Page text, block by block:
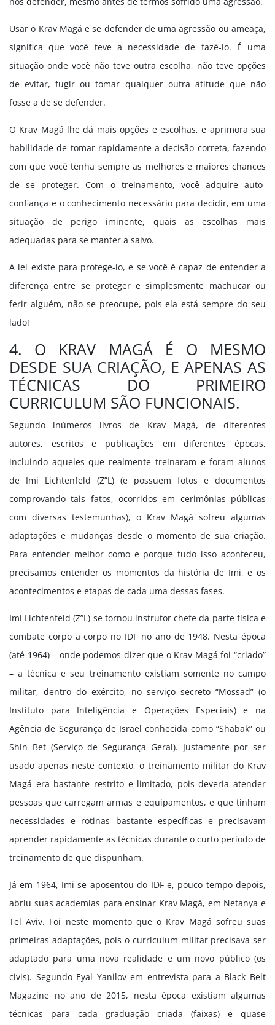
Usar o Krav Magá e se defender de uma agressão ou ameaça,
significa que você teve a necessidade de fazê-lo. É uma
situação onde você não teve outra escolha, não teve opções
de evitar, fugir ou tomar qualquer outra atitude que não
fosse a de se defender.
O Krav Magá lhe dá mais opções e escolhas, e aprimora sua
habilidade de tomar rapidamente a decisão correta, fazendo
com que você tenha sempre as melhores e maiores chances
de se proteger. Com o treinamento, você adquire auto-
confiança e o conhecimento necessário para decidir, em uma
situação de perigo iminente, quais as escolhas mais
adequadas para se manter a salvo.
A lei existe para protege-lo, e se você é capaz de entender a
diferença entre se proteger e simplesmente machucar ou
ferir alguém, não se preocupe, pois ela está sempre do seu
lado!
4. O KRAV MAGÁ É O MESMO
DESDE SUA CRIAÇÃO, E APENAS AS
TÉCNICAS DO PRIMEIRO
CURRICULUM SÃO FUNCIONAIS.
Segundo inúmeros livros de Krav Magá, de diferentes
autores, escritos e publicações em diferentes épocas,
incluindo aqueles que realmente treinaram e foram alunos
de Imi Lichtenfeld (Z”L) (e possuem fotos e documentos
comprovando tais fatos, ocorridos em cerimônias públicas
com diversas testemunhas), o Krav Magá sofreu algumas
adaptações e mudanças desde o momento de sua criação.
Para entender melhor como e porque tudo isso aconteceu,
precisamos entender os momentos da história de Imi, e os
acontecimentos e etapas de cada uma dessas fases.
Imi Lichtenfeld (Z”L) se tornou instrutor chefe da parte física e
combate corpo a corpo no IDF no ano de 1948. Nesta época
(até 1964) – onde podemos dizer que o Krav Magá foi “criado”
– a técnica e seu treinamento existiam somente no campo
militar, dentro do exército, no serviço secreto “Mossad” (o
Instituto para Inteligência e Operações Especiais) e na
Agência de Segurança de Israel conhecida como “Shabak” ou
Shin Bet (Serviço de Segurança Geral). Justamente por ser
usado apenas neste contexto, o treinamento militar do Krav
Magá era bastante restrito e limitado, pois deveria atender
pessoas que carregam armas e equipamentos, e que tinham
necessidades e rotinas bastante específicas e precisavam
aprender rapidamente as técnicas durante o curto período de
treinamento de que dispunham.
Já em 1964, Imi se aposentou do IDF e, pouco tempo depois,
abriu suas academias para ensinar Krav Magá, em Netanya e
Tel Aviv. Foi neste momento que o Krav Magá sofreu suas
primeiras adaptações, pois o curriculum militar precisava ser
adaptado para uma nova realidade e um novo público (os
civis). Segundo Eyal Yanilov em entrevista para a Black Belt
Magazine no ano de 2015, nesta época existiam algumas
técnicas para cada graduação criada (faixas) e quase